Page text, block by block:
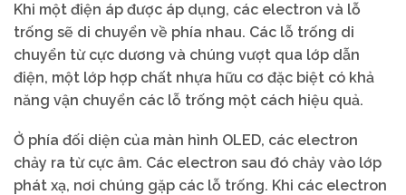
Khi một điện áp được áp dụng, các electron và lỗ
trống sẽ di chuyển về phía nhau. Các lỗ trống di
chuyển từ cực dương và chúng vượt qua lớp dẫn
điện, một lớp hợp chất nhựa hữu cơ đặc biệt có khả
năng vận chuyển các lỗ trống một cách hiệu quả.
Ở phía đối diện của màn hình OLED, các electron
chảy ra từ cực âm. Các electron sau đó chảy vào lớp
phát xạ, nơi chúng gặp các lỗ trống. Khi các electron